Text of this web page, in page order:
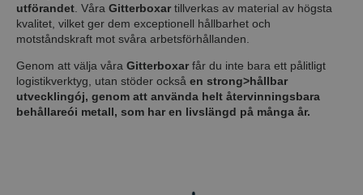
utförandet . Våra Gitterboxartillverkas av material av högsta
kvalitet, vilket ger dem exceptionell hållbarhet och
motståndskraft mot svåra arbetsförhållanden.
Genom att välja våra Gitterboxarfår du inte bara ett pålitligt
logistikverktyg, utan stöder också en strong>hållbar
utvecklingój, genom att använda helt återvinningsbara
behållareói metall, som har en livslängd på många år.